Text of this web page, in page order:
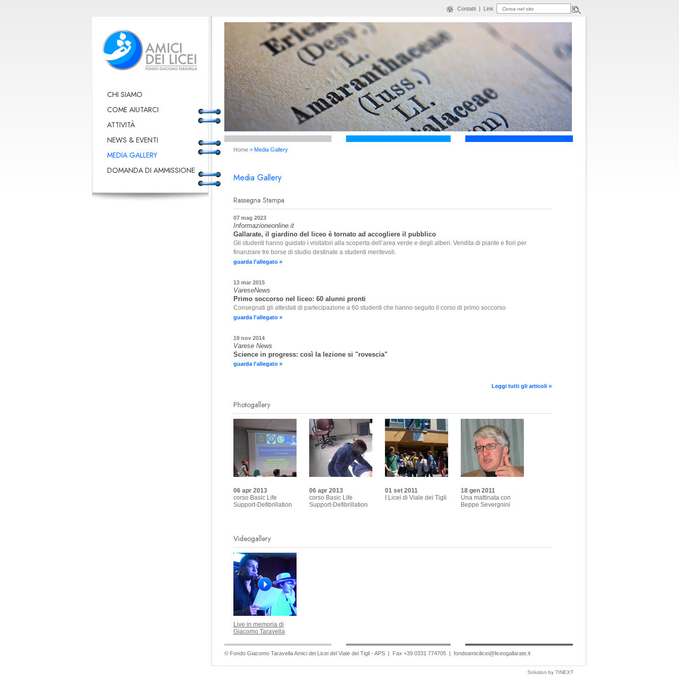
Contatti| Link
CHI SIAMO
COME AIUTARCI
ATTIVITÀ
NEWS & EVENTI
MEDIA GALLERY
DOMANDA DI AMMISSIONE
Home> Media Gallery
Media Gallery
Rassegna Stampa
07 mag 2023
Informazioneonline.it
Gallarate, il giardino del liceo è tornato ad accogliere il pubblico
Gli studenti hanno guidato i visitatori alla scoperta dell’area verde e degli alberi. Vendita di piante e fiori per
finanziare tre borse di studio destinate a studenti meritevoli.
guarda l'allegato »
13 mar 2015
VareseNews
Primo soccorso nel liceo: 60 alunni pronti
Consegnati gli attestati di partecipazione a 60 studenti che hanno seguito il corso di primo soccorso
guarda l'allegato »
19 nov 2014
Varese News
Science in progress: così la lezione si "rovescia"
guarda l'allegato »
Leggi tutti gli articoli »
Photogallery
06 apr 2013
corso Basic Life
Support-Defibrillation
06 apr 2013
corso Basic Life
Support-Defibrillation
01 set 2011
I Licei di Viale dei Tigli
18 gen 2011
Una mattinata con
Beppe Severgnini
Videogallery
Live in memoria di
Giacomo Taravella
© Fondo Giacomo Taravella Amici dei Licei del Viale dei Tigli - APS | Fax +39 0331 774705 | fondoamicilicei@liceogallarate.it
Solution by TINEXT